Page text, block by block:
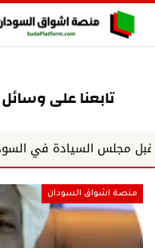
المرحلة ودروس
منصة اشواق السودان